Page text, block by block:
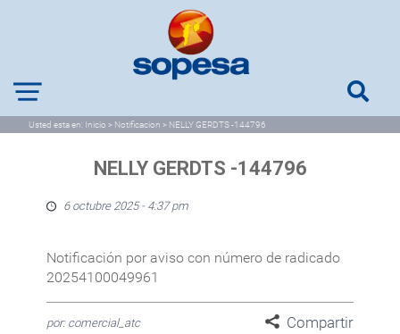
Usted esta en: Inicio > Notificacion > NELLY GERDTS -144796
NELLY GERDTS -144796
6 octubre 2025 - 4:37 pm
Notificación por aviso con número de radicado
20254100049961
por: comercial_atc Compartir